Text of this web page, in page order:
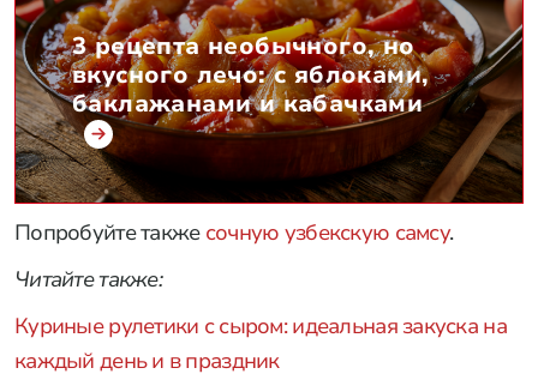
3 рецепта необычного, но
вкусного лечо: с яблоками,
баклажанами и кабачками
Попробуйте также сочную узбекскую самсу.
Читайте также:
Куриные рулетики с сыром: идеальная закуска на
каждый день и в праздник